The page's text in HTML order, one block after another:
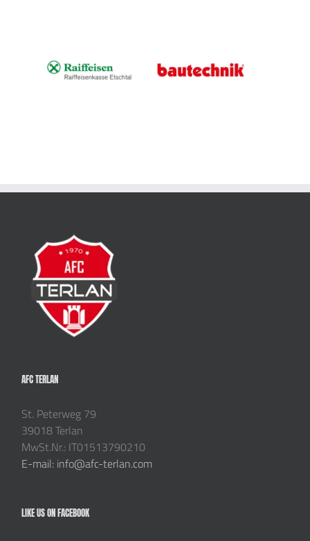
AFC TERLAN
St. Peterweg 79
39018 Terlan
MwSt.Nr.: IT01513790210
E-mail: info@afc-terlan.com
LIKE US ON FACEBOOK